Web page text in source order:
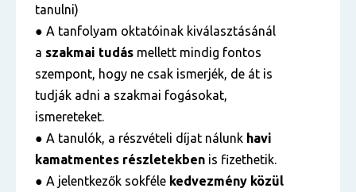
tanulni)
● A tanfolyam oktatóinak kiválasztásánál
a szakmai tudás mellett mindig fontos
szempont, hogy ne csak ismerjék, de át is
tudják adni a szakmai fogásokat,
ismereteket.
● A tanulók, a részvételi díjat nálunk havi
kamatmentes részletekben is fizethetik.
● A jelentkezők sokféle kedvezmény közül